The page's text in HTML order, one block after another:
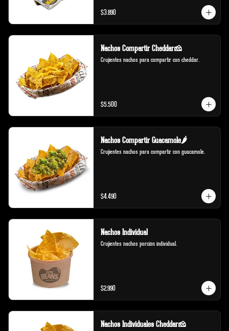
$3.890
Nachos Compartir Cheddar🧀
Crujientes nachos para compartir con cheddar.
$5.500
Nachos Compartir Guacamole🌶️
Crujientes nachos para compartir con guacamole.
$4.490
Nachos Individual
Crujientes nachos porción individual.
$2.990
Nachos Individuales Cheddar🧀